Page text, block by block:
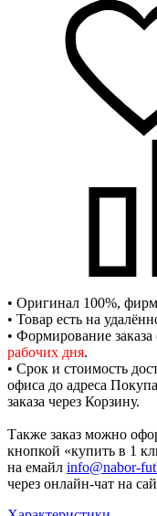
• Оригинал 100%,
• Товар есть на
• Формирование заказа
рабочих дня.
• Срок и стоимость
офиса до адреса
заказа через Корзину.
Также заказ можно
кнопкой «купить в 1
на емайл info@nabor-
через онлайн-чат на